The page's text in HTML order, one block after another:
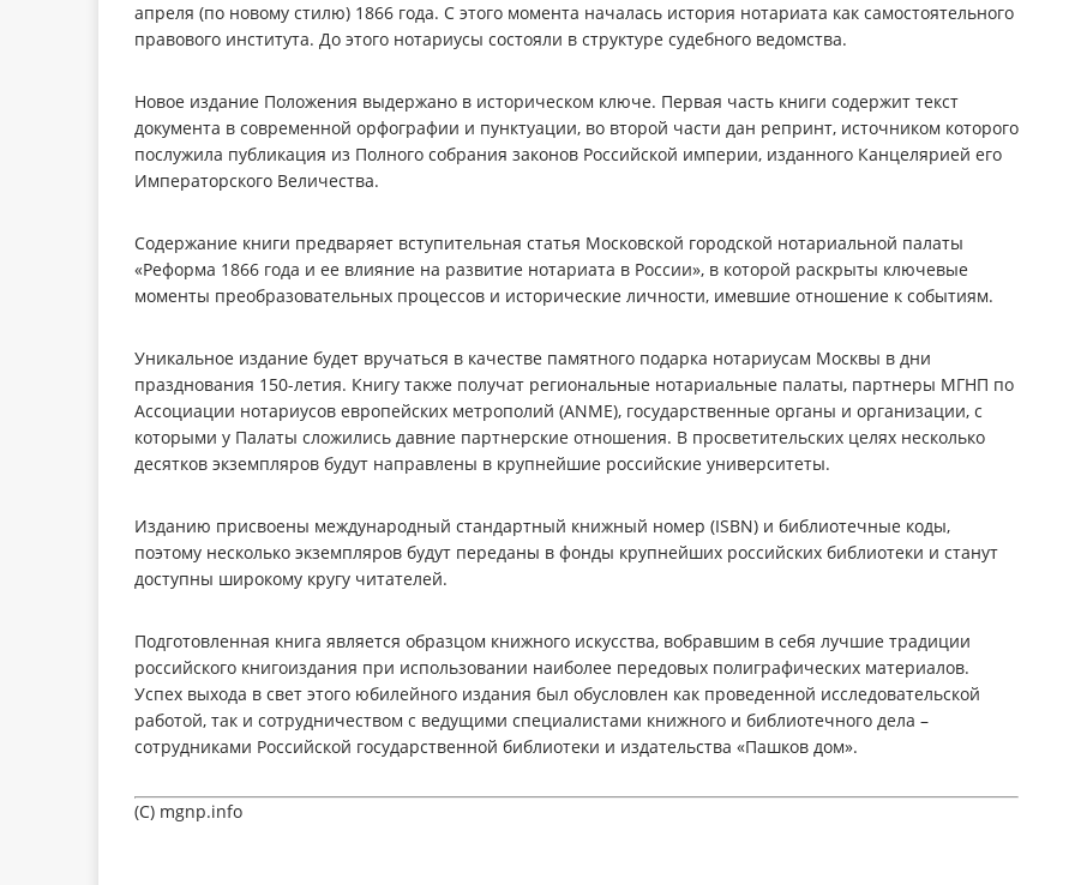
апреля (по новому стилю) 1866 года. С этого момента началась история нотариата как самостоятельного
правового института. До этого нотариусы состояли в структуре судебного ведомства.
Новое издание Положения выдержано в историческом ключе. Первая часть книги содержит текст
документа в современной орфографии и пунктуации, во второй части дан репринт, источником которого
послужила публикация из Полного собрания законов Российской империи, изданного Канцелярией его
Императорского Величества.
Содержание книги предваряет вступительная статья Московской городской нотариальной палаты
«Реформа 1866 года и ее влияние на развитие нотариата в России», в которой раскрыты ключевые
моменты преобразовательных процессов и исторические личности, имевшие отношение к событиям.
Уникальное издание будет вручаться в качестве памятного подарка нотариусам Москвы в дни
празднования 150-летия. Книгу также получат региональные нотариальные палаты, партнеры МГНП по
Ассоциации нотариусов европейских метрополий (ANME), государственные органы и организации, с
которыми у Палаты сложились давние партнерские отношения. В просветительских целях несколько
десятков экземпляров будут направлены в крупнейшие российские университеты.
Изданию присвоены международный стандартный книжный номер (ISBN) и библиотечные коды,
поэтому несколько экземпляров будут переданы в фонды крупнейших российских библиотеки и станут
доступны широкому кругу читателей.
Подготовленная книга является образцом книжного искусства, вобравшим в себя лучшие традиции
российского книгоиздания при использовании наиболее передовых полиграфических материалов.
Успех выхода в свет этого юбилейного издания был обусловлен как проведенной исследовательской
работой, так и сотрудничеством с ведущими специалистами книжного и библиотечного дела –
сотрудниками Российской государственной библиотеки и издательства «Пашков дом».
(C) mgnp.info